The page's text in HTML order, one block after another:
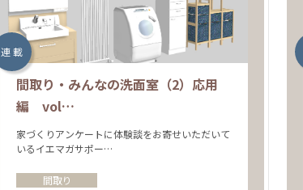
連 載
間取り・みんなの洗面室（2）応用
編 vol…
家づくりアンケートに体験談をお寄せいただいて
いるイエマガサポー…
間取り